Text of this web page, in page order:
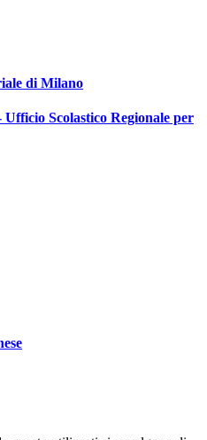
di Milano
Scolastico Regionale per